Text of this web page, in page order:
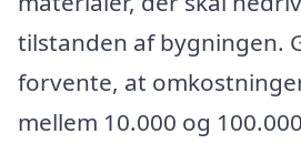
tilstanden af bygningen.
forvente, at
mellem 10.000 og